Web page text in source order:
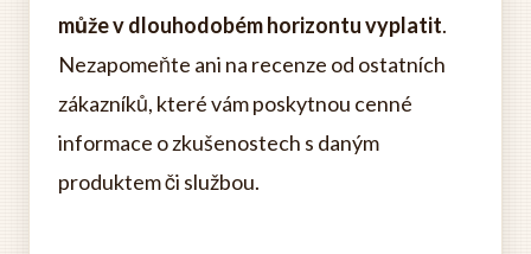
může v dlouhodobém horizontu vyplatit.
Nezapomeňte ani na recenze od ostatních
zákazníků, které vám poskytnou cenné
informace o zkušenostech s daným
produktem či službou.